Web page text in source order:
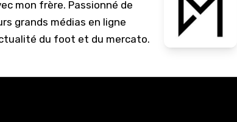
mon frère. Passionné de
grands médias en ligne
du foot et du mercato.